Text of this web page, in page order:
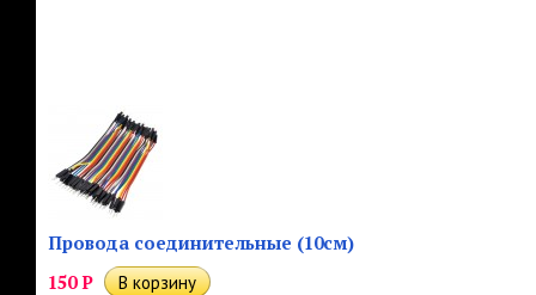
Провода соединительные (10см)
150Р